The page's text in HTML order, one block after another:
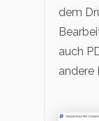
dem
auch
andere